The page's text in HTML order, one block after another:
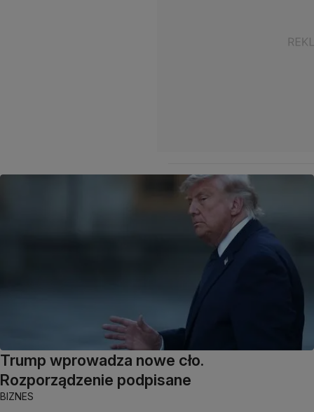
Trump wprowadza nowe cło.
Rozporządzenie podpisane
BIZNES